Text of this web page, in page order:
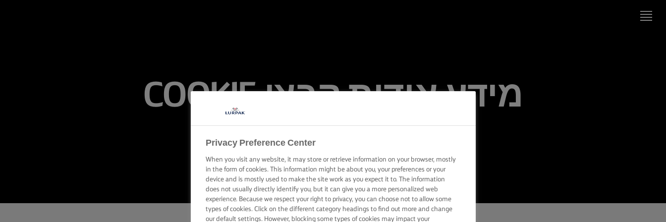
מידע אודות קבצי COOKIE
Lurpak® מידע אודות קבצי COOKIE
Privacy Preference Center
When you visit any website, it may store or retrieve information on your browser, mostly
in the form of cookies. This information might be about you, your preferences or your
device and is mostly used to make the site work as you expect it to. The information
does not usually directly identify you, but it can give you a more personalized web
experience. Because we respect your right to privacy, you can choose not to allow some
types of cookies. Click on the different category headings to find out more and change
our default settings. However, blocking some types of cookies may impact your